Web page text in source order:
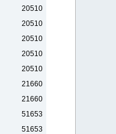
20510
20510
20510
20510
20510
21660
21660
51653
51653